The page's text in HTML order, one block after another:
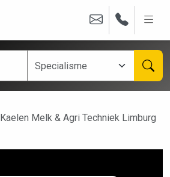
Kaelen Melk & Agri Techniek Limburg